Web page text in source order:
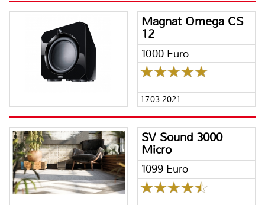
Magnat Omega CS
12
1000 Euro
17.03.2021
SV Sound 3000
Micro
1099 Euro